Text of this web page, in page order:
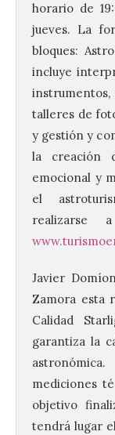
horario de
jueves. La
bloques:
incluye
instrumentos,
talleres de
y gestión y
la creación
emocional y
el
Javier
Zamora esta
Calidad
garantiza la
mediciones
objetivo
tendrá lugar